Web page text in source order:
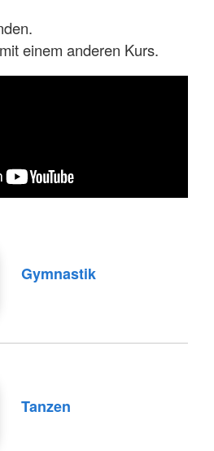
einem anderen Kurs.
Gymnastik
Tanzen